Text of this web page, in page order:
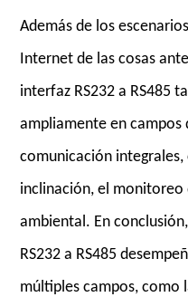
Además de los
Internet de las cosas
interfaz RS232 a RS485
ampliamente en campos
comunicación
inclinación, el
ambiental. En
RS232 a RS485
múltiples campos, como